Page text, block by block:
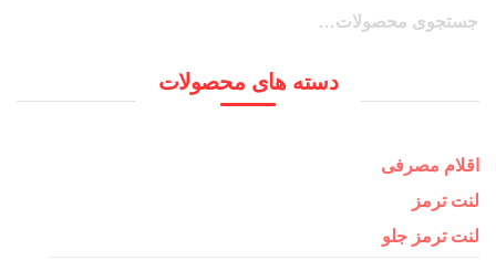
جستجو
جستجو
دسته های محصولات
اقلام مصرفی
لنت ترمز
لنت ترمز جلو